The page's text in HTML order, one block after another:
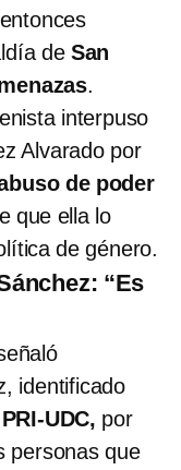
de San
.
interpuso
Alvarado por
de poder
que ella lo
de género.
“Es
identificado
UDC, por
personas que